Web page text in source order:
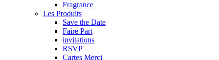
Fragrance
Les Produits
Save the Date
Faire Part
invitations
RSVP
Cartes Merci